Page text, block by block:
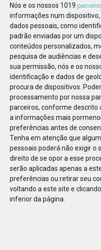
Nós e os nossos 1019
informações num
dados pessoais, como
padrão enviadas por um
conteúdos personalizados,
pesquisa de audiências e
sua permissão, nós e os
identificação e dados de
procura de dispositivos.
processamento por nossa
parceiros, conforme descrito
a informações mais
preferências antes de
Tenha em atenção que
pessoais poderá não exigir o
direito de se opor a esse
serão aplicadas apenas a
preferências ou retirar seu
voltando a este site e
inferior da página.